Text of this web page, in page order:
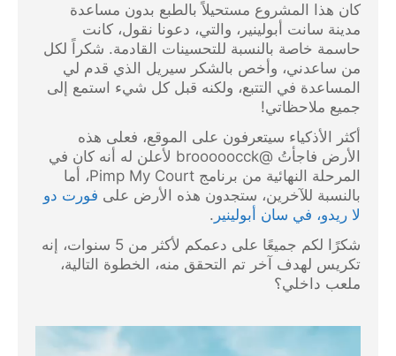
كان هذا المشروع مستحيلاً بالطبع بدون مساعدة
مدينة سانت أبولينير، والتي، دعونا نقول، كانت
حاسمة خاصة بالنسبة للتحسينات القادمة. شكراً لكل
من ساعدني، وأخص بالشكر سيريل الذي قدم لي
المساعدة في التتبع، ولكنه قبل كل شيء استمع إلى
جميع ملاحظاتي!
أكثر الأذكياء سيتعرفون على الموقع، فعلى هذه
الأرض فاجأتُ @brooooocck لأعلن له أنه كان في
المرحلة النهائية من برنامج Pimp My Court، أما
بالنسبة للآخرين، ستجدون هذه الأرض على فورت دو
لا ريدو، في سان أبولينير .
شكرًا لكم جميعًا على دعمكم لأكثر من 5 سنوات، إنه
تكريس لهدف آخر تم التحقق منه، الخطوة التالية،
ملعب داخلي؟